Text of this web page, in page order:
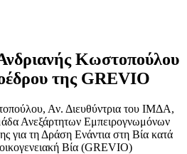
Κωστοπούλου
της GREVIO
Αν. Διευθύντρια του ΙΜΔΑ,
Ανεξάρτητων Εμπειρογνωμόνων
για τη Δράση Ενάντια στη Βία κατά
Βία (GREVIO)